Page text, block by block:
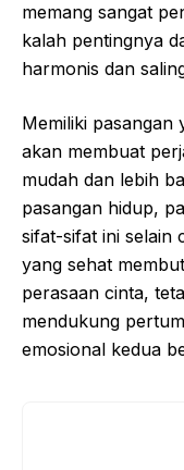
memang sangat
kalah pentingnya
harmonis dan
Memiliki pasangan
akan membuat
mudah dan lebih
pasangan hidup,
sifat-sifat ini selain
yang sehat
perasaan cinta,
mendukung
emosional kedua